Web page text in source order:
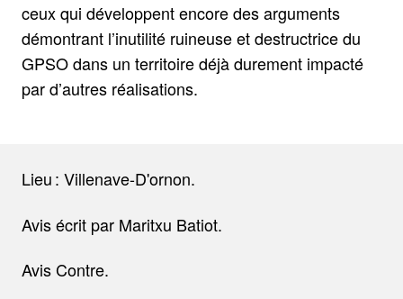
ceux qui développent encore des arguments
démontrant l’inutilité ruineuse et destructrice du
GPSO dans un territoire déjà durement impacté
par d’autres réalisations.
Lieu : Villenave-D'ornon.
Avis écrit par Maritxu Batiot.
Avis Contre.